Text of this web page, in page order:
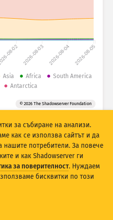
Препокриващи
резултати
Нулиране
като PNG
2026-08-02 2026-08-03 2026-08-04 2026-08-05
Asia Africa
South America
Antarctica
© 2026 The Shadowserver Foundation
FOUNDATION
Данни за контакт
за събиране на анализи.
как се използва сайтът и да
потребители. За повече
и как Shadowserver ги
за поверителност. Нуждаем
бисквитки по този